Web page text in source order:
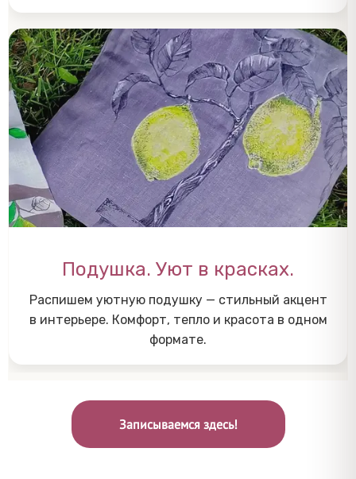
Подушка. Уют в красках.
Распишем уютную подушку — стильный акцент
в интерьере. Комфорт, тепло и красота в одном
формате.
Записываемся здесь!